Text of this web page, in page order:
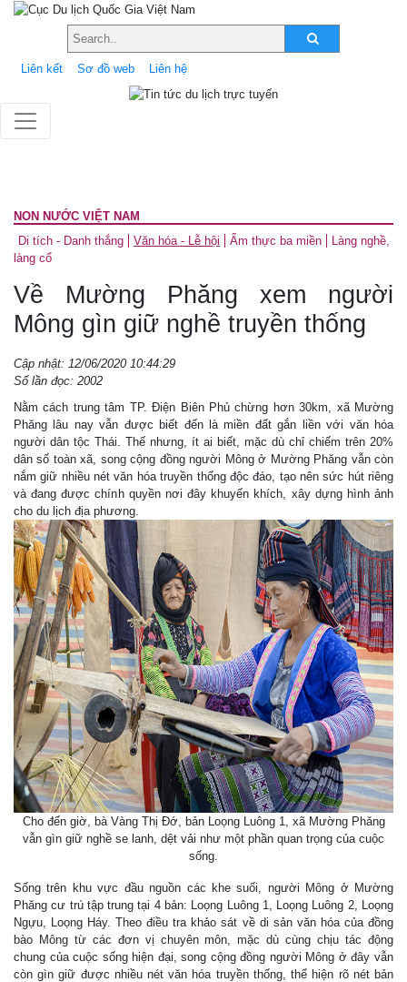
Liên kết Sơ đồ web Liên hệ
NON NƯỚC VIỆT NAM
Di tích - Danh thắng
Văn hóa - Lễ hội Ẩm thực ba miền
Làng nghề,
làng cổ
Về Mường Phăng xem người
Mông gìn giữ nghề truyền thống
Cập nhật: 12/06/2020 10:44:29
Số lần đọc: 2002
Nằm cách trung tâm TP. Ðiện Biên Phủ chừng hơn 30km, xã Mường
Phăng lâu nay vẫn được biết đến là miền đất gắn liền với văn hóa
người dân tộc Thái. Thế nhưng, ít ai biết, mặc dù chỉ chiếm trên 20%
dân số toàn xã, song cộng đồng người Mông ở Mường Phăng vẫn còn
nắm giữ nhiều nét văn hóa truyền thống độc đáo, tạo nên sức hút riêng
và đang được chính quyền nơi đây khuyến khích, xây dựng hình ảnh
cho du lịch địa phương.
Cho đến giờ, bà Vàng Thị Ðớ, bản Loọng Luông 1, xã Mường Phăng
vẫn gìn giữ nghề se lanh, dệt vải như một phần quan trọng của cuộc
sống.
Sống trên khu vực đầu nguồn các khe suối, người Mông ở Mường
Phăng cư trú tập trung tại 4 bản: Loọng Luông 1, Loọng Luông 2, Loọng
Ngựu, Loọng Háy. Theo điều tra khảo sát về di sản văn hóa của đồng
bào Mông từ các đơn vị chuyên môn, mặc dù cùng chịu tác động
chung của cuộc sống hiện đại, song cộng đồng người Mông ở đây vẫn
còn gìn giữ được nhiều nét văn hóa truyền thống, thể hiện rõ nét bản